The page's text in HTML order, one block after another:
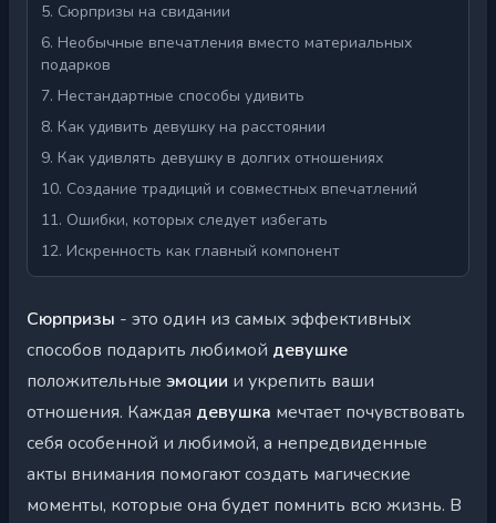
5. Сюрпризы на свидании
6. Необычные впечатления вместо материальных
подарков
7. Нестандартные способы удивить
8. Как удивить девушку на расстоянии
9. Как удивлять девушку в долгих отношениях
10. Создание традиций и совместных впечатлений
11. Ошибки, которых следует избегать
12. Искренность как главный компонент
Сюрпризы - это один из самых эффективных
способов подарить любимой девушке
положительные эмоции и укрепить ваши
отношения. Каждая девушка мечтает почувствовать
себя особенной и любимой, а непредвиденные
акты внимания помогают создать магические
моменты, которые она будет помнить всю жизнь. В